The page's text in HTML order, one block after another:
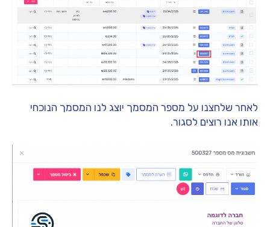
לאחר שלחצנו על מספר המסמך יוצג לנו המסמך הנוכחי
אותו אנו רוצים לסגור.